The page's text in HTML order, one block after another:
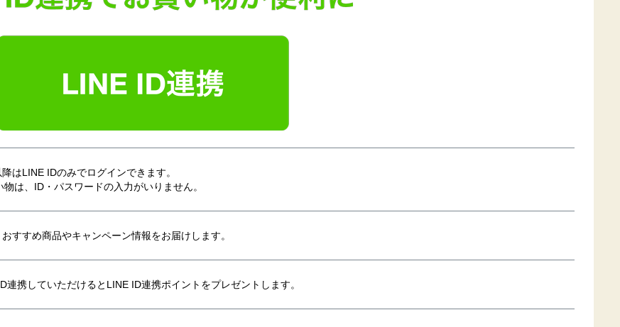
はLINE IDのみでログインできます。
は、ID・パスワードの入力がいりません。
すすめ商品やキャンペーン情報をお届けします。
連携していただけるとLINE ID連携ポイントをプレゼントします。